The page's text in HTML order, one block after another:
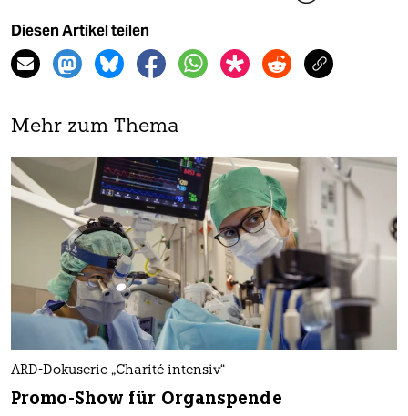
Diesen Artikel teilen
Mehr zum Thema
ARD-Dokuserie „Charité intensiv“
Promo-Show für Organspende